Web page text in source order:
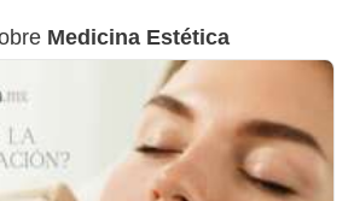
Medicina Estética